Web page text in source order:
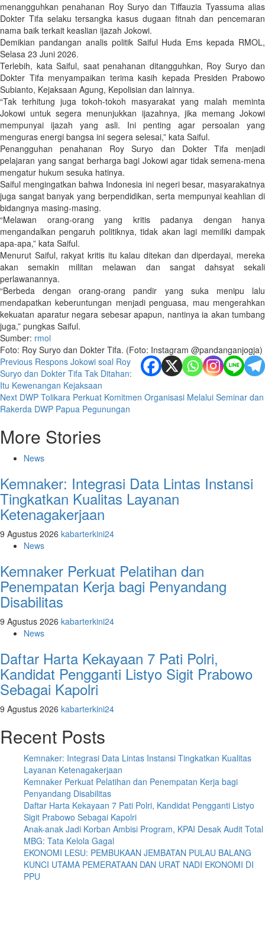
menangguhkan penahanan Roy Suryo dan Tiffauzia Tyassuma alias
Dokter Tifa selaku tersangka kasus dugaan fitnah dan pencemaran
nama baik terkait keaslian ijazah Jokowi.
Demikian pandangan analis politik Saiful Huda Ems kepada RMOL,
Selasa 23 Juni 2026.
Terlebih, kata Saiful, saat penahanan ditangguhkan, Roy Suryo dan
Dokter Tifa menyampaikan terima kasih kepada Presiden Prabowo
Subianto, Kejaksaan Agung, Kepolisian dan lainnya.
“Tak terhitung juga tokoh-tokoh masyarakat yang malah meminta
Jokowi untuk segera menunjukkan ijazahnya, jika memang Jokowi
mempunyai ijazah yang asli. Ini penting agar persoalan yang
menguras energi bangsa ini segera selesai,” kata Saiful.
Penangguhan penahanan Roy Suryo dan Dokter Tifa menjadi
pelajaran yang sangat berharga bagi Jokowi agar tidak semena-mena
mengatur hukum sesuka hatinya.
Saiful mengingatkan bahwa Indonesia ini negeri besar, masyarakatnya
juga sangat banyak yang berpendidikan, serta mempunyai keahlian di
bidangnya masing-masing.
“Melawan orang-orang yang kritis padanya dengan hanya
mengandalkan pengaruh politiknya, tidak akan lagi memiliki dampak
apa-apa,” kata Saiful.
Menurut Saiful, rakyat kritis itu kalau ditekan dan diperdayai, mereka
akan semakin militan melawan dan sangat dahsyat sekali
perlawanannya.
“Berbeda dengan orang-orang pandir yang suka menipu lalu
mendapatkan keberuntungan menjadi penguasa, mau mengerahkan
kekuatan aparatur negara sebesar apapun, nantinya ia akan tumbang
juga,” pungkas Saiful.
Sumber: rmol
Foto: Roy Suryo dan Dokter Tifa. (Foto: Instagram @pandanganjogja)
Post
navigation
Previous Respons Jokowi soal Roy
Suryo dan Dokter Tifa Tak Ditahan:
Itu Kewenangan Kejaksaan
Next DWP Tolikara Perkuat Komitmen Organisasi Melalui Seminar dan
Rakerda DWP Papua Pegunungan
More Stories
News
Kemnaker: Integrasi Data Lintas Instansi
Tingkatkan Kualitas Layanan
Ketenagakerjaan
9 Agustus 2026 kabarterkini24
News
Kemnaker Perkuat Pelatihan dan
Penempatan Kerja bagi Penyandang
Disabilitas
9 Agustus 2026 kabarterkini24
News
Daftar Harta Kekayaan 7 Pati Polri,
Kandidat Pengganti Listyo Sigit Prabowo
Sebagai Kapolri
9 Agustus 2026 kabarterkini24
Recent Posts
Kemnaker: Integrasi Data Lintas Instansi Tingkatkan Kualitas
Layanan Ketenagakerjaan
Kemnaker Perkuat Pelatihan dan Penempatan Kerja bagi
Penyandang Disabilitas
Daftar Harta Kekayaan 7 Pati Polri, Kandidat Pengganti Listyo
Sigit Prabowo Sebagai Kapolri
Anak-anak Jadi Korban Ambisi Program, KPAI Desak Audit Total
MBG: Tata Kelola Gagal
EKONOMI LESU: PEMBUKAAN JEMBATAN PULAU BALANG
KUNCI UTAMA PEMERATAAN DAN URAT NADI EKONOMI DI
PPU